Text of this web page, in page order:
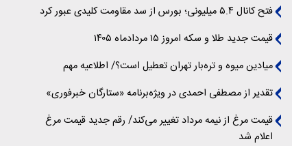
فتح کانال ۵.۴ میلیونی؛ بورس از سد مقاومت کلیدی عبور کرد
قیمت جدید طلا و سکه امروز ۱۵ مردادماه ۱۴۰۵
میادین میوه و تره‌بار تهران تعطیل است؟/ اطلاعیه مهم
تقدیر از مصطفی احمدی در ویژه‌برنامه «ستارگان خبرفوری»
قیمت مرغ از نیمه مرداد تغییر می‌کند/ رقم جدید قیمت مرغ
اعلام شد